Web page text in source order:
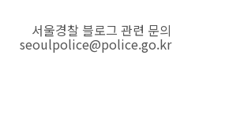
서울경찰 블로그 관련 문의
seoulpolice@police.go.kr